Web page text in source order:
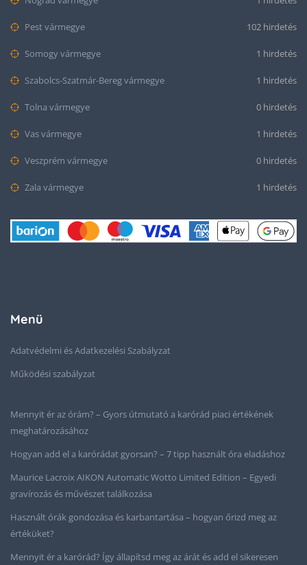
Pest vármegye 102 hirdetés
Somogy vármegye 1 hirdetés
Szabolcs-Szatmár-Bereg vármegye 1 hirdetés
Tolna vármegye 0 hirdetés
Vas vármegye 1 hirdetés
Veszprém vármegye 0 hirdetés
Zala vármegye 1 hirdetés
Menü
Adatvédelmi és Adatkezelési Szabályzat
Működési szabályzat
Mennyit ér az órám? – Gyors útmutató a karórád piaci értékének
meghatározásához
Hogyan add el a karórádat gyorsan? – 7 tipp használt óra eladáshoz
Maurice Lacroix AIKON Automatic Wotto Limited Edition – Egyedi
gravírozás és művészet találkozása
Használt órák gondozása és karbantartása – hogyan őrizd meg az
értéküket?
Mennyit ér a karórád? Így állapítsd meg az árát és add el sikeresen